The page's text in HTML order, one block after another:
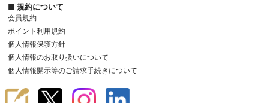
■ 規約について
会員規約
ポイント利用規約
個人情報保護方針
個人情報のお取り扱いについて
個人情報開示等のご請求手続きについて